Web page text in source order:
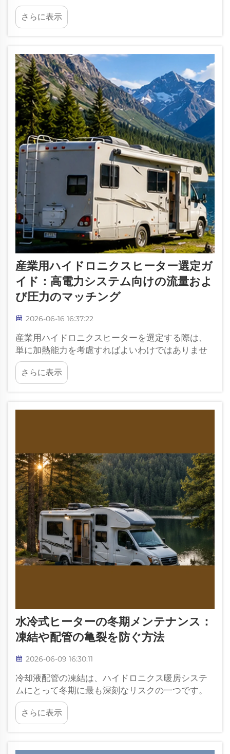
す。しかし、繰り返される修理、効率の低下、運
転の不安定化、あるいは安全性への懸念などによ
り、継続的な保守よりも交換が合理的となる時期
さらに表示
産業用ハイドロニクスヒーター選定ガ
イド：高電力システム向けの流量およ
び圧力のマッチング
2026-06-16 16:37:22
産業用ハイドロニクスヒーターを選定する際は、
単に加熱能力を考慮すればよいわけではありませ
ん。作業場、倉庫、温室、および車両整備施設で
は、配管の長さが長く、放熱器の数も多いことが
よくあります。流量、ポンプ揚程…
さらに表示
水冷式ヒーターの冬期メンテナンス：
凍結や配管の亀裂を防ぐ方法
2026-06-09 16:30:11
冷却液配管の凍結は、ハイドロニクス暖房システ
ムにとって冬期に最も深刻なリスクの一つです。
ホース、ラジエーター、継手、またはヒーターの
ウォータージャケット内に液体が凍結すると、膨
張して高額な修理費用を要する部品の割れを引き
さらに表示